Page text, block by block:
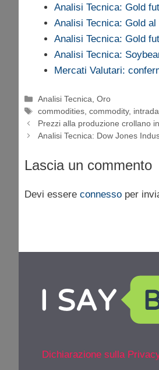
Analisi Tecnica: Gold
Analisi Tecnica: Gold
Analisi Tecnica: Gold
Analisi Tecnica:
Mercati Valutari:
Categorie
Analisi Tecnica ,Oro
Tag
commodities ,commodity,
Prezzi alla produzione crollano
Analisi Tecnica: Dow Jones
Lascia un commento
Devi essere connesso per
Dichiarazione sulla